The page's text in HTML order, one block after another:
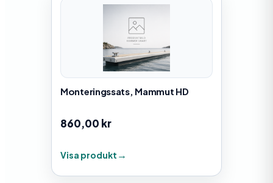
Monteringssats, Mammut HD
860,00 kr
Visa produkt